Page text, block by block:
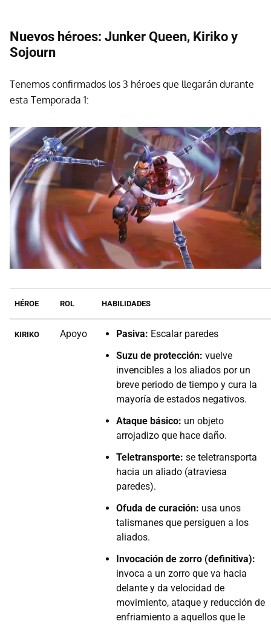
Nuevos héroes: Junker Queen, Kiriko y
Sojourn
Tenemos confirmados los 3 héroes que llegarán durante
esta Temporada 1:
HÉROE ROL HABILIDADES
KIRIKO Apoyo Pasiva: Escalar paredes
Suzu de protección: vuelve
invencibles a los aliados por un
breve periodo de tiempo y cura la
mayoría de estados negativos.
Ataque básico: un objeto
arrojadizo que hace daño.
Teletransporte: se teletransporta
hacia un aliado (atraviesa
paredes).
Ofuda de curación: usa unos
talismanes que persiguen a los
aliados.
Invocación de zorro (definitiva):
invoca a un zorro que va hacia
delante y da velocidad de
movimiento, ataque y reducción de
enfriamiento a aquellos que le